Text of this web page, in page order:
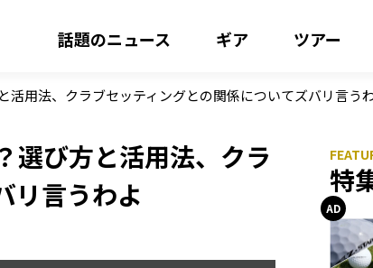
話題のニュース ギア ツアー
活用法、クラブセッティングとの関係についてズバリ言う
選び方と活用法、クラ
リ言うわよ
特